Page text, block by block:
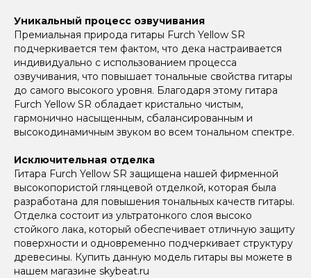
Уникальный процесс озвучивания
Премиальная природа гитары Furch Yellow SR
подчеркивается тем фактом, что дека настраивается
индивидуально с использованием процесса
озвучивания, что повышает тональные свойства гитары
до самого высокого уровня. Благодаря этому гитара
Furch Yellow SR обладает кристально чистым,
гармонично насыщенным, сбалансированным и
высокодинамичным звуком во всем тональном спектре.
Исключительная отделка
Гитара Furch Yellow SR защищена нашей фирменной
высокопористой глянцевой отделкой, которая была
разработана для повышения тональных качеств гитары.
Отделка состоит из ультратонкого слоя высоко
стойкого лака, который обеспечивает отличную защиту
поверхности и одновременно подчеркивает структуру
древесины. Купить данную модель гитары вы можете в
нашем магазине skybeat.ru